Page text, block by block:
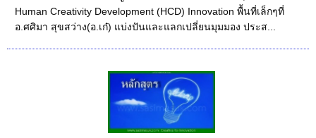
Human Creativity Development (HCD) Innovation พื้นที่เล็กๆที่
อ.ศศิมา สุขสว่าง(อ.เก๋) แบ่งปันและแลกเปลี่ยนมุมมอง ประส...